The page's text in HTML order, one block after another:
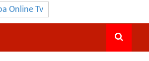
Online Tv